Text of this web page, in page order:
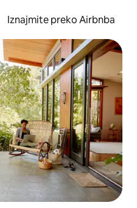
Iznajmite preko Airbnba